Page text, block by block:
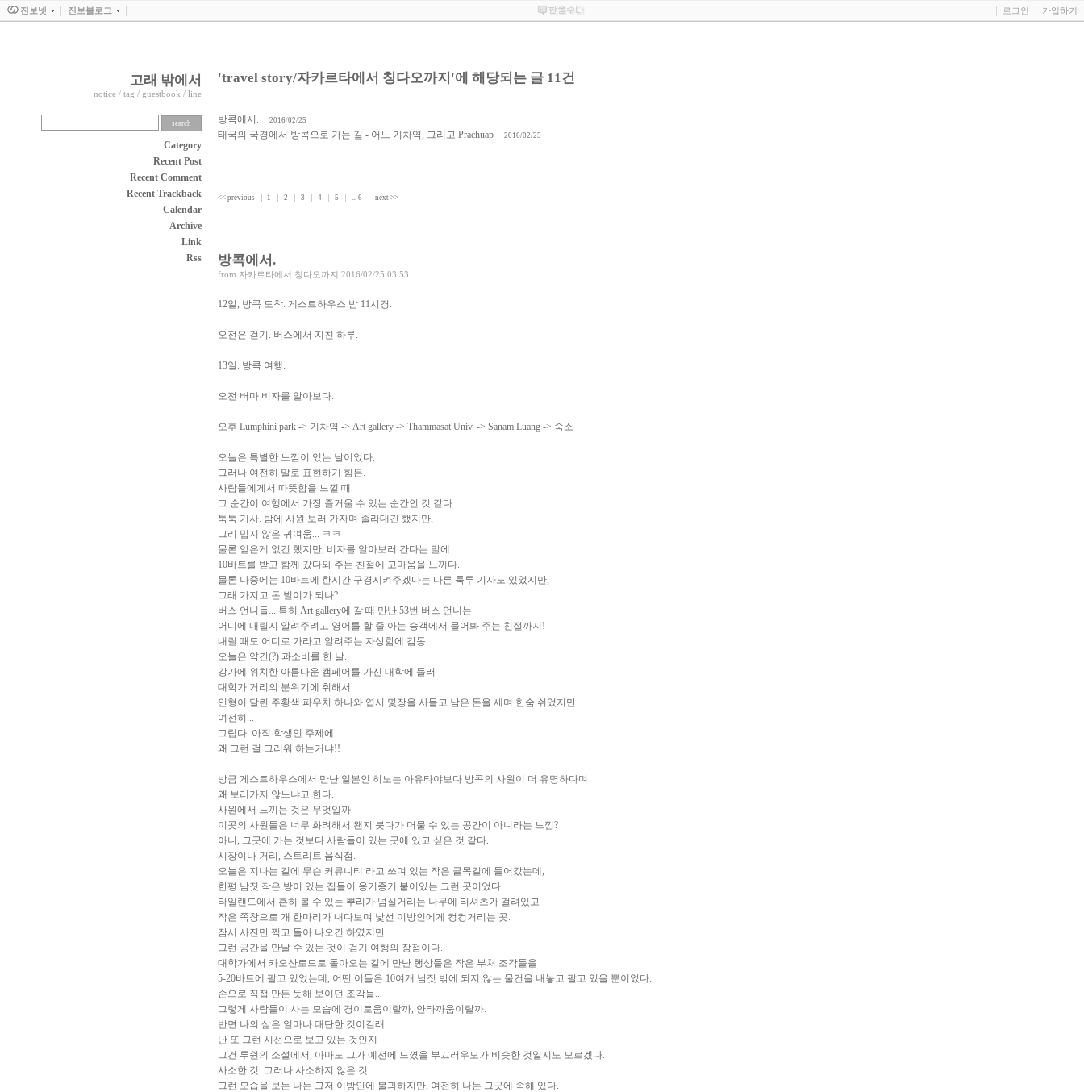
고래 밖에서
notice / tag / guestbook / line
Category
Recent Post
Recent Comment
Recent Trackback
Calendar
Archive
Link
Rss
'travel story/자카르타에서 칭다오까지'에 해당되는 글 11건
방콕에서. 2016/02/25
태국의 국경에서 방콕으로 가는 길 - 어느 기차역, 그리고 Prachuap 2016/02/25
<< previous 1 2 3 4 5 ... 6 next >>
방콕에서.
from 자카르타에서 칭다오까지 2016/02/25 03:53
12일, 방콕 도착. 게스트하우스 밤 11시경.
오전은 걷기. 버스에서 지친 하루.
13일. 방콕 여행.
오전 버마 비자를 알아보다.
오후 Lumphini park -> 기차역 -> Art gallery -> Thammasat Univ. -> Sanam Luang -> 숙소
오늘은 특별한 느낌이 있는 날이었다.
그러나 여전히 말로 표현하기 힘든.
사람들에게서 따뜻함을 느낄 때.
그 순간이 여행에서 가장 즐거울 수 있는 순간인 것 같다.
툭툭 기사. 밤에 사원 보러 가자며 졸라대긴 했지만,
그리 밉지 않은 귀여움... ㅋㅋ
물론 얻은게 없긴 했지만, 비자를 알아보러 간다는 말에
10바트를 받고 함께 갔다와 주는 친절에 고마움을 느끼다.
물론 나중에는 10바트에 한시간 구경시켜주겠다는 다른 툭투 기사도 있었지만,
그래 가지고 돈 벌이가 되나?
버스 언니들... 특히 Art gallery에 갈 때 만난 53번 버스 언니는
어디에 내릴지 알려주려고 영어를 할 줄 아는 승객에서 물어봐 주는 친절까지!
내릴 때도 어디로 가라고 알려주는 자상함에 감동...
오늘은 약간(?) 과소비를 한 날.
강가에 위치한 아름다운 캠페어를 가진 대학에 들러
대학가 거리의 분위기에 취해서
인형이 달린 주황색 파우치 하나와 엽서 몇장을 사들고 남은 돈을 세며 한숨 쉬었지만
여전히...
그립다. 아직 학생인 주제에
왜 그런 걸 그리워 하는거냐!!
-----
방금 게스트하우스에서 만난 일본인 히노는 아유타야보다 방콕의 사원이 더 유명하다며
왜 보러가지 않느냐고 한다.
사원에서 느끼는 것은 무엇일까.
이곳의 사원들은 너무 화려해서 왠지 붓다가 머물 수 있는 공간이 아니라는 느낌?
아니, 그곳에 가는 것보다 사람들이 있는 곳에 있고 싶은 것 같다.
시장이나 거리, 스트리트 음식점.
오늘은 지나는 길에 무슨 커뮤니티 라고 쓰여 있는 작은 골목길에 들어갔는데,
한평 남짓 작은 방이 있는 집들이 옹기종기 붙어있는 그런 곳이었다.
타일랜드에서 흔히 볼 수 있는 뿌리가 넘실거리는 나무에 티셔츠가 걸려있고
작은 쪽창으로 개 한마리가 내다보며 낯선 이방인에게 컹컹거리는 곳.
잠시 사진만 찍고 돌아 나오긴 하였지만
그런 공간을 만날 수 있는 것이 걷기 여행의 장점이다.
대학가에서 카오산로드로 돌아오는 길에 만난 행상들은 작은 부처 조각들을
5-20바트에 팔고 있었는데, 어떤 이들은 10여개 남짓 밖에 되지 않는 물건을 내놓고 팔고 있을 뿐이었다.
손으로 직접 만든 듯해 보이던 조각들...
그렇게 사람들이 사는 모습에 경이로움이랄까, 안타까움이랄까.
반면 나의 삶은 얼마나 대단한 것이길래
난 또 그런 시선으로 보고 있는 것인지
그건 루쉰의 소설에서, 아마도 그가 예전에 느꼈을 부끄러우모가 비슷한 것일지도 모르겠다.
사소한 것. 그러나 사소하지 않은 것.
그런 모습을 보는 나는 그저 이방인에 불과하지만, 여전히 나는 그곳에 속해 있다.
진보넷 진보블로그 로그인 가입하기